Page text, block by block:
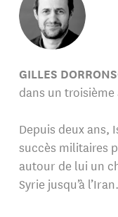
GILLES
dans un troisième
Depuis deux ans,
succès militaires
autour de lui un
Syrie jusqu’à l’Iran.